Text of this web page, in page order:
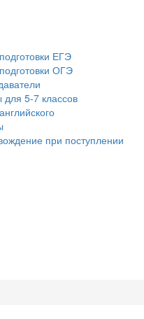
ЕГЭ
ОГЭ
для 5-7 классов
при поступлении